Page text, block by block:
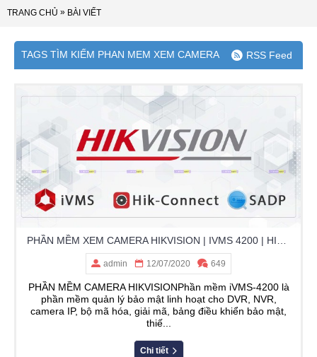
TRANG CHỦ » BÀI VIẾT
TAGS TÌM KIẾM PHAN MEM XEM CAMERA RSS Feed
admin 12/07/2020 649
PHẦN MỀM CAMERA HIKVISIONPhần mềm iVMS-4200 là
phần mềm quản lý bảo mật linh hoạt cho DVR, NVR,
camera IP, bộ mã hóa, giải mã, bảng điều khiển bảo mật,
thiế...
Chi tiết